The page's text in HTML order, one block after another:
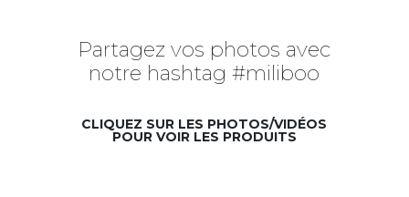
Partagez vos photos avec
notre hashtag #miliboo
CLIQUEZ SUR LES PHOTOS/VIDÉOS
POUR VOIR LES PRODUITS